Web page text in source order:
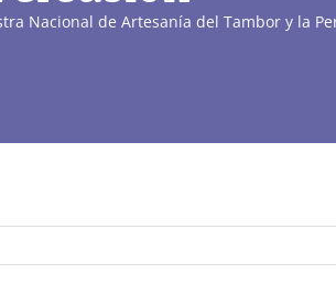
Nacional de Artesanía del Tambor y la